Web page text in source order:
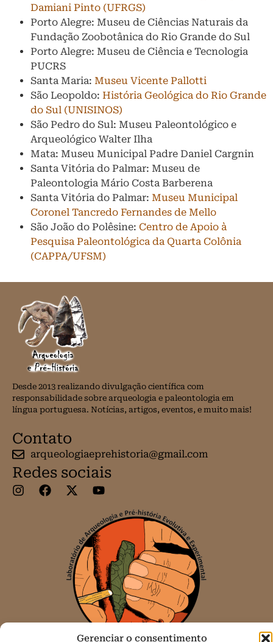
Gerenciar o consentimento
Damiani Pinto (UFRGS)
Porto Alegre: Museu de Ciências Naturais da
Fundação Zoobotânica do Rio Grande do Sul
Porto Alegre: Museu de Ciência e Tecnologia
PUCRS
Santa Maria: Museu Vicente Pallotti
São Leopoldo: História Geológica do Rio Grande
do Sul (UNISINOS)
São Pedro do Sul: Museu Paleontológico e
Arqueológico Walter Ilha
Mata: Museu Municipal Padre Daniel Cargnin
Santa Vitória do Palmar: Museu de
Paleontologia Mário Costa Barberena
Santa Vitória do Palmar: Museu Municipal
Coronel Tancredo Fernandes de Mello
São João do Polêsine: Centro de Apoio à
Pesquisa Paleontológica da Quarta Colônia
(CAPPA/UFSM)
Desde 2013 realizando divulgação científica com
responsabilidade sobre arqueologia e paleontologia em
língua portuguesa. Notícias, artigos, eventos, e muito mais!
Contato
arqueologiaeprehistoria@gmail.com
Redes sociais